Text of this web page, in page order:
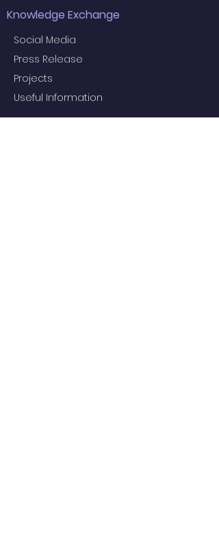
Knowledge Exchange
Social Media
Press Release
Projects
Useful Information